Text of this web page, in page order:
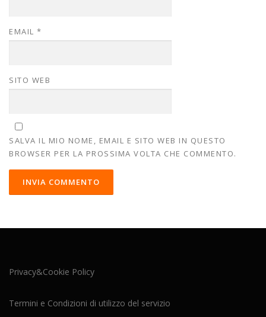
EMAIL *
SITO WEB
SALVA IL MIO NOME, EMAIL E SITO WEB IN QUESTO
BROWSER PER LA PROSSIMA VOLTA CHE COMMENTO.
Privacy&Cookie Policy
Termini e Condizioni di utilizzo del servizio